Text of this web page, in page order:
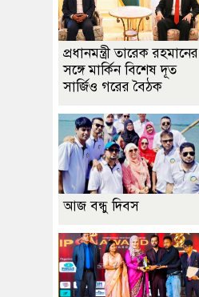
প্রধানমন্ত্রী তারেক রহমানের
সঙ্গে মার্কিন বিশেষ দূত
সার্জিও গরের বৈঠক
আজ বন্ধু দিবস